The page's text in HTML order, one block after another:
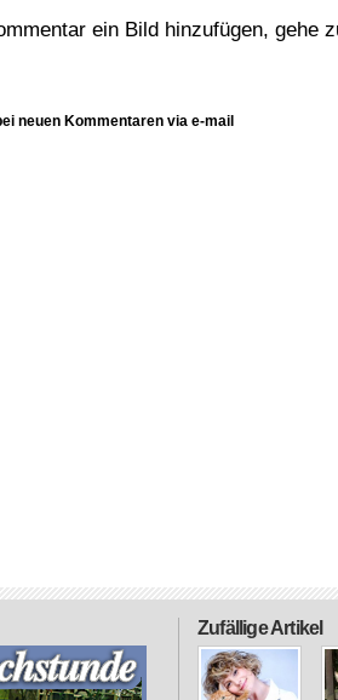
ein Bild hinzufügen, gehe
neuen Kommentaren via e-mail
Zufällige Artikel